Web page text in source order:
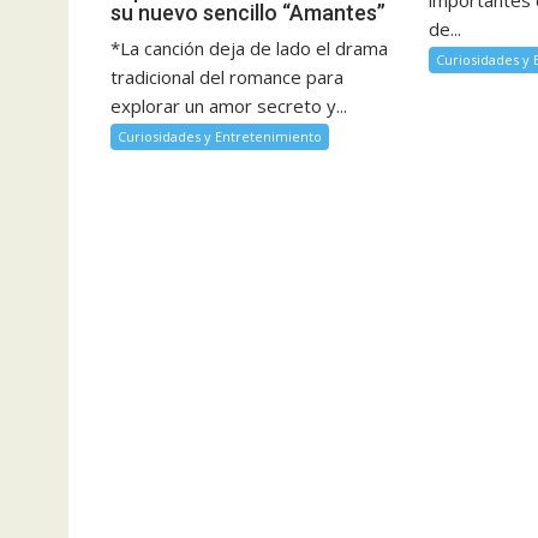
su nuevo sencillo “Amantes”
*La canción deja de lado el drama
tradicional del romance para
explorar un amor secreto y...
Curiosidades y Entretenimiento
de...
Curiosidades y